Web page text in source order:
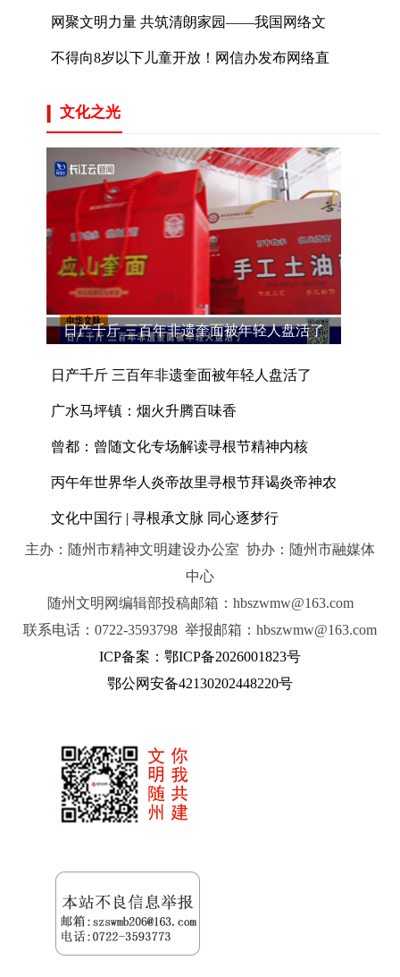
网聚文明力量 共筑清朗家园——我国网络文
不得向8岁以下儿童开放！网信办发布网络直
文化之光
日产千斤 三百年非遗奎面被年轻人盘活了
日产千斤 三百年非遗奎面被年轻人盘活了
广水马坪镇：烟火升腾百味香
曾都：曾随文化专场解读寻根节精神内核
丙午年世界华人炎帝故里寻根节拜谒炎帝神农
文化中国行 | 寻根承文脉 同心逐梦行
主办：随州市精神文明建设办公室 协办：随州市融媒体
中心
随州文明网编辑部投稿邮箱：hbszwmw@163.com
联系电话：0722-3593798 举报邮箱：hbszwmw@163.com
ICP备案：鄂ICP备2026001823号
鄂公网安备42130202448220号